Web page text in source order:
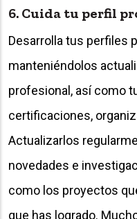
6. Cuida tu perfil
Desarrolla tus perfiles
manteniéndolos
profesional, así como
certificaciones,
Actualizarlos
novedades e
como los proyectos
que has logrado.